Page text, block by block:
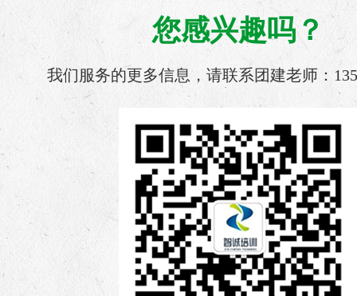
您感兴趣吗？
我们服务的更多信息，请联系团建老师：135